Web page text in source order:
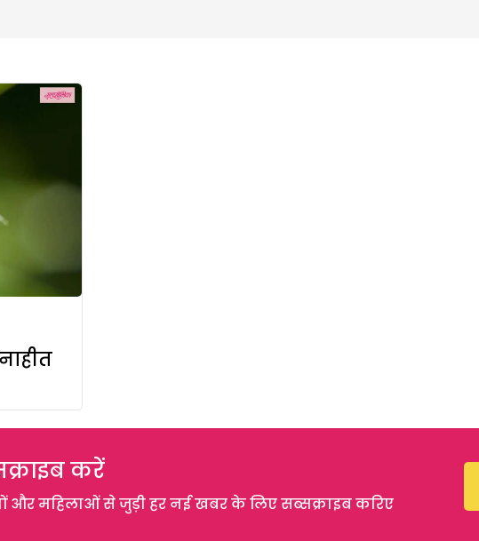
करें
और महिलाओं से जुड़ी हर नई खबर के लिए सब्सक्राइब करिए